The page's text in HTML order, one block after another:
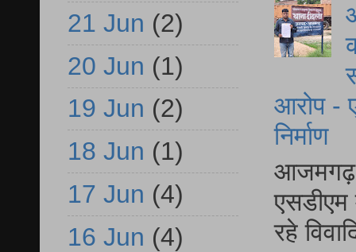
आरोप -
निर्माण
आजमगढ़
एसडीएम
रहे
21 Jun (2)
20 Jun (1)
19 Jun (2)
18 Jun (1)
17 Jun (4)
16 Jun (4)